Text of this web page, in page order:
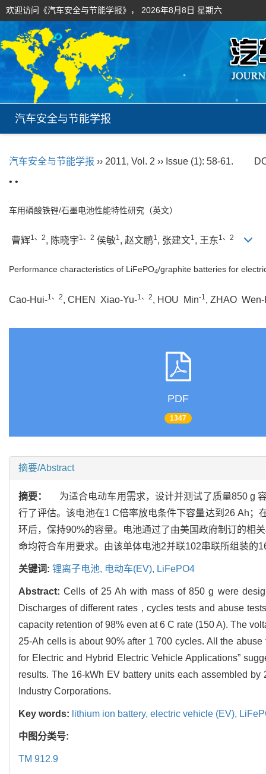
欢迎访问《汽车安全与节能学报》， 2026年8月8日 星期六
汽车安全与节能学报
汽车安全与节能学报 ›› 2011, Vol. 2 ›› Issue (1): 58-61.
• •
车用磷酸铁锂/石墨电池性能特性研究（英文）
曹辉1、2, 陈晓宇1、2 侯敏1, 赵文鹏1, 张建文1, 王东1、2
Performance characteristics of LiFePO4/graphite batteries for
Cao-Hui-1、2, CHEN Xiao-Yu-1、2, HOU Min-1 , ZHAO
PDF
1347
摘要/Abstract
摘要：
为适合电动车用需求，设计并测试了质量850 g
行了评估。该电池在1 C倍率放电条件下容量达到26 Ah
环后，保持90%的容量。电池通过了由美国政府制订的相
命均符合车用要求。由该单体电池2并联102串联所组装的
关键词: 锂离子电池, 电动车(EV), LiFePO4
Abstract:Cells of 25 Ah with mass of 850 g were
Discharges of different rates , cycles tests and abuse
capacity retention of 98% even at 6 C rate (150 A). The
25-Ah cells is about 90% after 1 700 cycles. All the
for Electric and Hybrid Electric Vehicle Applications”
results. The 16-kWh EV battery units each assembled
Industry Corporations.
Key words: lithium ion battery, electric vehicle (EV),
中图分类号:
TM 912.9